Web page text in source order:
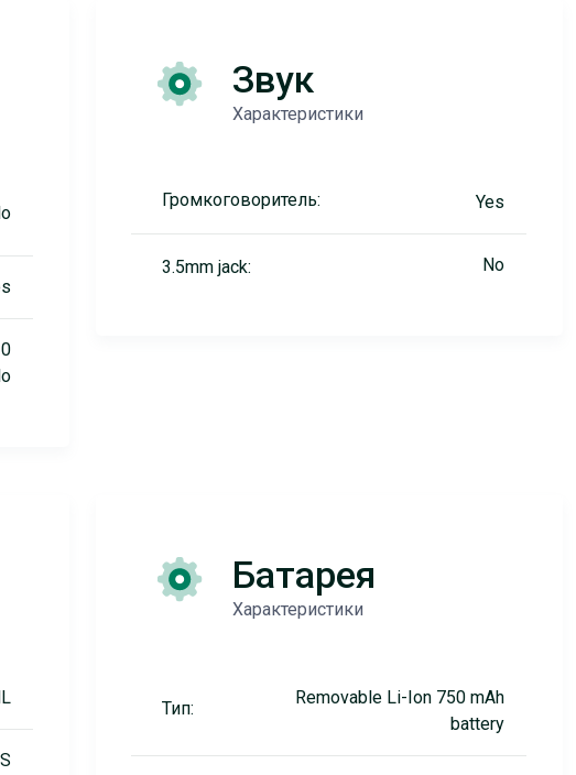
Звук
Характеристики
Громкоговоритель: Yes
3.5mm jack: No
Батарея
Характеристики
Тип:
Removable Li-Ion 750 mAh
battery